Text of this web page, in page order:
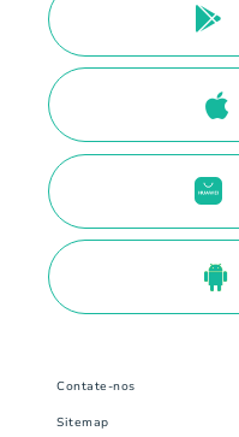
Contate-nos
Sitemap